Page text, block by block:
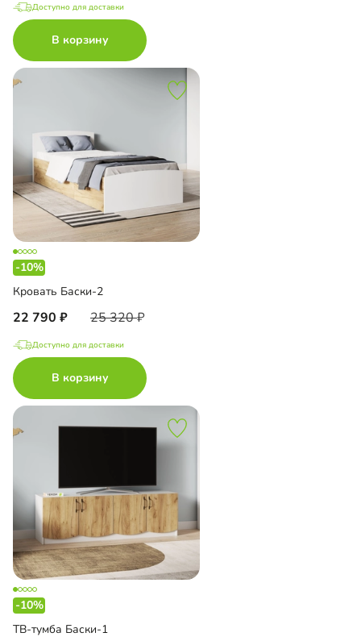
Доступно для доставки
В корзину
-10%
Кровать Баски-2
22 790 25 320
Доступно для доставки
В корзину
-10%
ТВ-тумба Баски-1